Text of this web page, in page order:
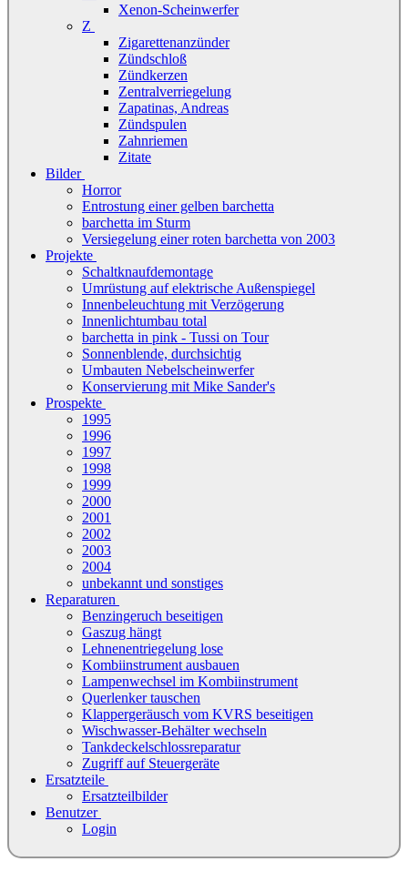
Xenon-Scheinwerfer
Z
Zigarettenanzünder
Zündschloß
Zündkerzen
Zentralverriegelung
Zapatinas, Andreas
Zündspulen
Zahnriemen
Zitate
Bilder
Horror
Entrostung einer gelben barchetta
barchetta im Sturm
Versiegelung einer roten barchetta von 2003
Projekte
Schaltknaufdemontage
Umrüstung auf elektrische Außenspiegel
Innenbeleuchtung mit Verzögerung
Innenlichtumbau total
barchetta in pink - Tussi on Tour
Sonnenblende, durchsichtig
Umbauten Nebelscheinwerfer
Konservierung mit Mike Sander's
Prospekte
1995
1996
1997
1998
1999
2000
2001
2002
2003
2004
unbekannt und sonstiges
Reparaturen
Benzingeruch beseitigen
Gaszug hängt
Lehnenentriegelung lose
Kombiinstrument ausbauen
Lampenwechsel im Kombiinstrument
Querlenker tauschen
Klappergeräusch vom KVRS beseitigen
Wischwasser-Behälter wechseln
Tankdeckelschlossreparatur
Zugriff auf Steuergeräte
Ersatzteile
Ersatzteilbilder
Benutzer
Login